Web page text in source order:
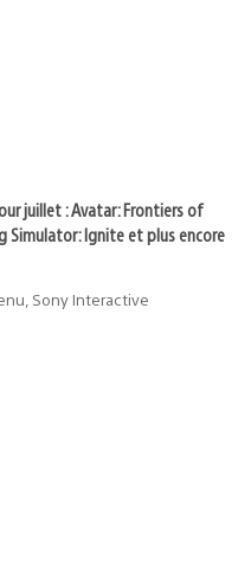
juillet : Avatar: Frontiers of
Simulator: Ignite et plus encore
Sony Interactive